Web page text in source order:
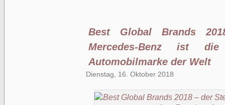
Best Global Brands
Mercedes-Benz ist
Automobilmarke der Welt
Dienstag, 16. Oktober 2018